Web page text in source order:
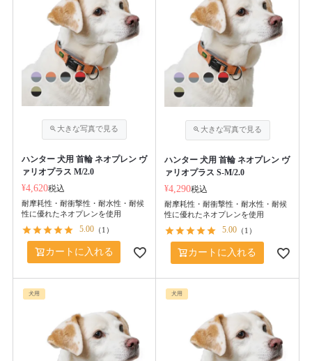
ハンター 犬用 首輪 ネオプレン ヴ
ァリオプラス M/2.0
¥4,620税込
耐摩耗性・耐衝撃性・耐水性・耐候
性に優れたネオプレンを使用
5.00（ 1 ）
カートに入れる
ハンター 犬用 首輪 ネオプレン ヴ
ァリオプラス S-M/2.0
¥4,290税込
耐摩耗性・耐衝撃性・耐水性・耐候
性に優れたネオプレンを使用
5.00 （ 1 ）
カートに入れる
犬用 犬用